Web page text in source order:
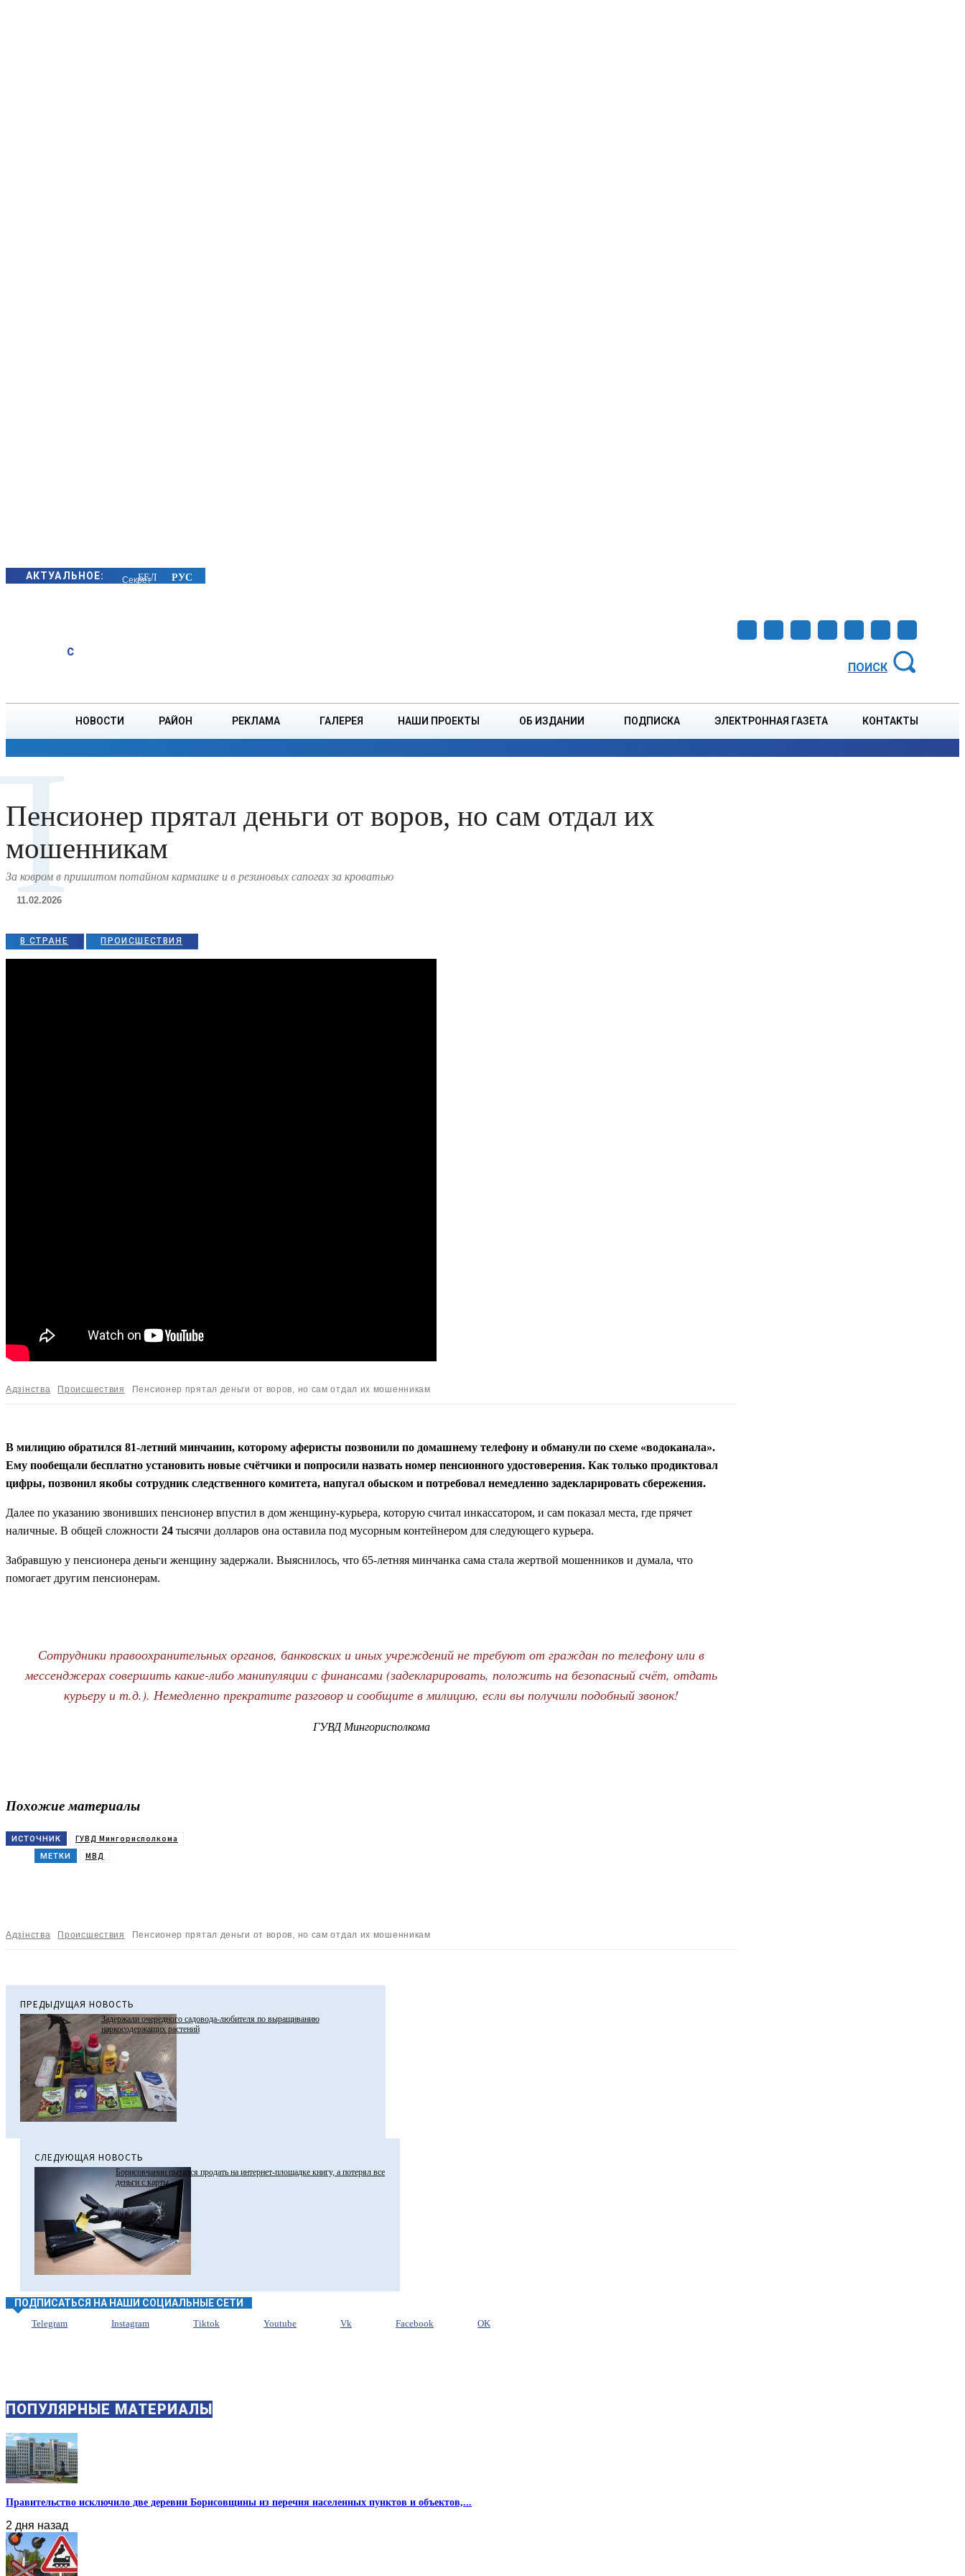
АКТУАЛЬНОЕ:
Секрет
C
Пятница, 7 августа
ПОИСК
НОВОСТИ РАЙОН РЕКЛАМА ГАЛЕРЕЯ НАШИ ПРОЕКТЫ ОБ ИЗДАНИИ ПОДПИСКА ЭЛЕКТРОННАЯ ГАЗЕТА КОНТАКТЫ
Пенсионер прятал деньги от воров, но сам отдал их
мошенникам
За ковром в пришитом потайном кармашке и в резиновых сапогах за кроватью
11.02.2026
В СТРАНЕ ПРОИСШЕСТВИЯ
Адзiнства Происшествия Пенсионер прятал деньги от воров, но сам отдал их мошенникам
В милицию обратился 81-летний минчанин, которому аферисты позвонили по домашнему телефону и обманули по схеме «водоканала».
Ему пообещали бесплатно установить новые счётчики и попросили назвать номер пенсионного удостоверения. Как только продиктовал
цифры, позвонил якобы сотрудник следственного комитета, напугал обыском и потребовал немедленно задекларировать сбережения.
Далее по указанию звонивших пенсионер впустил в дом женщину-курьера, которую считал инкассатором, и сам показал места, где прячет
наличные. В общей сложности 24 тысячи долларов она оставила под мусорным контейнером для следующего курьера.
Забравшую у пенсионера деньги женщину задержали. Выяснилось, что 65-летняя минчанка сама стала жертвой мошенников и думала, что
помогает другим пенсионерам.
Сотрудники правоохранительных органов, банковских и иных учреждений не требуют от граждан по телефону или в
мессенджерах совершить какие-либо манипуляции с финансами (задекларировать, положить на безопасный счёт, отдать
курьеру и т.д.). Немедленно прекратите разговор и сообщите в милицию, если вы получили подобный звонок!
ГУВД Мингорисполкома
Похожие материалы
ИСТОЧНИК ГУВД Мингорисполкома
МЕТКИ МВД
Адзiнства Происшествия Пенсионер прятал деньги от воров, но сам отдал их мошенникам
ПРЕДЫДУЩАЯ НОВОСТЬ
Задержали очередного садовода-любителя по выращиванию
наркосодержащих растений
СЛЕДУЮЩАЯ НОВОСТЬ
Борисовчанин пытался продать на интернет-площадке книгу, а потерял все
деньги с карты
ПОДПИСАТЬСЯ НА НАШИ СОЦИАЛЬНЫЕ СЕТИ
Telegram Instagram Tiktok Youtube Vk Facebook OK
ПОПУЛЯРНЫЕ МАТЕРИАЛЫ
Правительство исключило две деревни Борисовщины из перечня населенных пунктов и объектов,...
2 дня назад